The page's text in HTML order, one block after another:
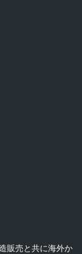
販売と共に海外か